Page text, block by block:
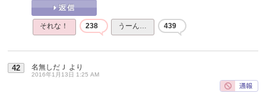
それな！ 238 うーん… 439
42 名無しだＪ より
2016年1月13日 1:25 AM